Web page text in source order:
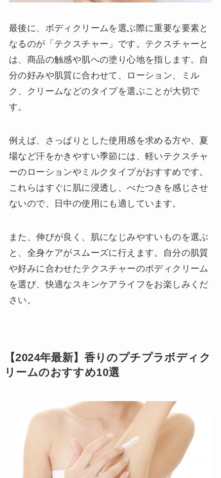
最後に、ボディクリームを選ぶ際に重要な要素と
なるのが「テクスチャー」です。テクスチャーと
は、商品の触感や肌への塗り心地を指します。自
分の好みや肌質に合わせて、ローション、ミル
ク、クリームなどのタイプを選ぶことが大切で
す。
例えば、さっぱりとした使用感を求める方や、夏
場など汗をかきやすい季節には、軽いテクスチャ
ーのローションやミルクタイプがおすすめです。
これらはすぐに肌に浸透し、べたつきを感じさせ
ないので、日中の使用にも適しています。
また、伸びが良く、肌になじみやすいものを選ぶ
と、全身ケアがスムーズに行えます。自分の肌質
や好みに合わせたテクスチャーのボディクリーム
を選び、快適なスキンケアライフをお楽しみくだ
さい。
【2024年最新】香りのプチプラボディク
リームのおすすめ10選